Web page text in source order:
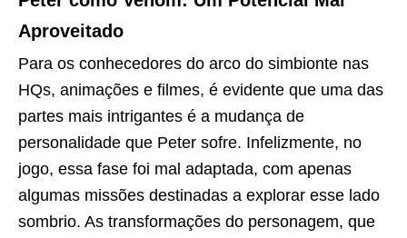
Aproveitado
Para os conhecedores do arco do simbionte nas
HQs, animações e filmes, é evidente que uma das
partes mais intrigantes é a mudança de
personalidade que Peter sofre. Infelizmente, no
jogo, essa fase foi mal adaptada, com apenas
algumas missões destinadas a explorar esse lado
sombrio. As transformações do personagem, que